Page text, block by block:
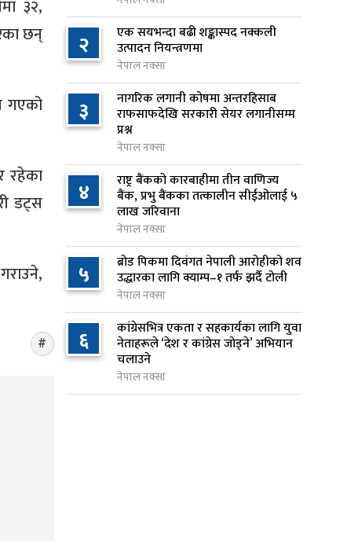
३२,
छन्
गएको
रहेका
डट्स
५
सरकारद्वारा राष्ट्रसेवक कर्मचारीको
नयाँ तलबमान स्वीकृत, न्यूनतम तलब
२८ हजार ९८४ रुपैयाँ
१६ घण्टा अघि
६
सिद्धबाबा सुरुङ निर्माणमा ३ अर्ब १
करोड खर्च, २०८३ फागुनको
समयसीमा
२३ घण्टा अघि
७
निम्सदाइसहित चार पर्वतारोहीको शव
बेस क्याम्पमा ल्याइयो
१ दिन अघि
८
सुनसरी र सिरहाका घटनाका
पीडितलाई राहत र उपचार दिने
सरकारको निर्णय
१ दिन अघि
९
कृषि क्षेत्रलाई आत्मनिर्भर बनाउने
लक्ष्यसहित राष्ट्रिय कृषि नीति २०८३
२ एक सयभन्दा बढी शङ्कास्पद नक्कली
उत्पादन नियन्त्रणमा
नेपाल नक्सा
३ नागरिक लगानी कोषमा अन्तरहिसाब
राफसाफदेखि सरकारी सेयर लगानीसम्म
प्रश्न
नेपाल नक्सा
४ राष्ट्र बैंकको कारबाहीमा तीन वाणिज्य
बैंक, प्रभु बैंकका तत्कालीन सीईओलाई ५
लाख जरिवाना
नेपाल नक्सा
५ ब्रोड पिकमा दिवंगत नेपाली आरोहीको शव
उद्धारका लागि क्याम्प–१ तर्फ झर्दै टोली
नेपाल नक्सा
६ कांग्रेसभित्र एकता र सहकार्यका लागि युवा
नेताहरूले ‘देश र कांग्रेस जोड्ने’ अभियान
चलाउने
नेपाल नक्सा